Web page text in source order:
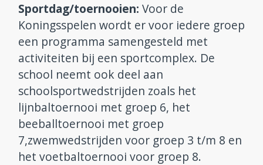
Sportdag/toernooien: Voor de
Koningsspelen wordt er voor iedere groep
een programma samengesteld met
activiteiten bij een sportcomplex. De
school neemt ook deel aan
schoolsportwedstrijden zoals het
lijnbaltoernooi met groep 6, het
beeballtoernooi met groep
7,zwemwedstrijden voor groep 3 t/m 8 en
het voetbaltoernooi voor groep 8.